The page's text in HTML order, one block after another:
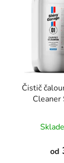
Čistič
Cleaner
od